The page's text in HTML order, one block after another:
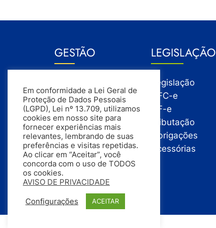
GESTÃO
Gestão Financeira
Gestão de Pessoas
Compras
Estoque
Vendas
LEGISLAÇÃO
Legislação
NFC-e
NF-e
Tributação
Obrigações
Acessórias
Em conformidade a Lei Geral de
Proteção de Dados Pessoais
(LGPD), Lei nº 13.709, utilizamos
cookies em nosso site para
fornecer experiências mais
relevantes, lembrando de suas
preferências e visitas repetidas.
Ao clicar em “Aceitar”, você
concorda com o uso de TODOS
os cookies.
AVISO DE PRIVACIDADE
Configurações ACEITAR